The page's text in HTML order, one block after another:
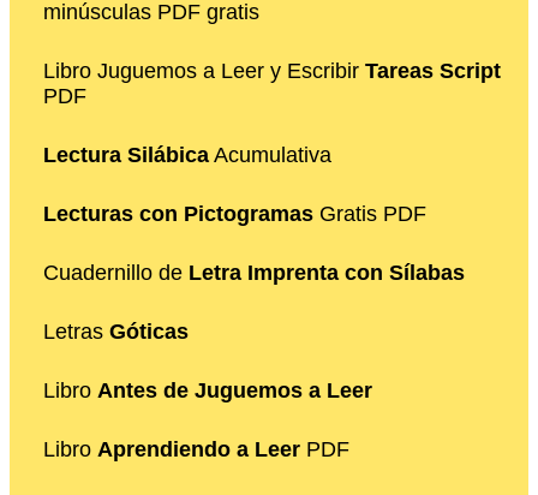
minúsculas PDF gratis
Libro Juguemos a Leer y Escribir Tareas Script
PDF
Lectura Silábica Acumulativa
Lecturas con Pictogramas Gratis PDF
Cuadernillo de Letra Imprenta con Sílabas
Letras Góticas
Libro Antes de Juguemos a Leer
Libro Aprendiendo a Leer PDF